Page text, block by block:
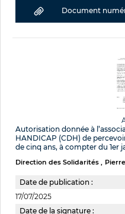
Document
Autorisation donnée à
HANDICAP (CDH) de
de cinq ans, à compter du 1er
Direction des Solidarités
Date de publication :
17/07/2025
Date de la signature :